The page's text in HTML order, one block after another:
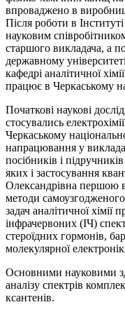
впроваджено в
Після роботи в
науковим
старшого викладача, а
державному
кафедрі аналітичної
працює в Черкаському
Початкові наукові
стосувались
Черкаському
напрацювання у
посібників і
яких і застосування
Олександрівна першою
методи самоузгодженого
задач аналітичної хімії
інфрачервоних (ІЧ)
стероїдних гормонів,
молекулярної
Основними науковими
аналізу спектрів
ксантенів.